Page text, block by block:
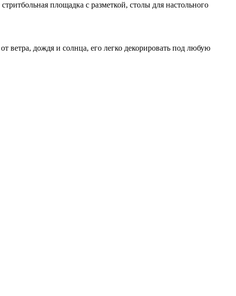
площадка с разметкой, столы для настольного
дождя и солнца, его легко декорировать под любую